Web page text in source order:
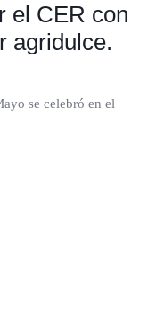
el CER con
agridulce.
se celebró en el